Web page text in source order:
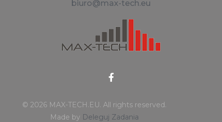
biuro@max-tech.eu
© 2026 MAX-TECH.EU. All rights reserved.
Made by Deleguj Zadania